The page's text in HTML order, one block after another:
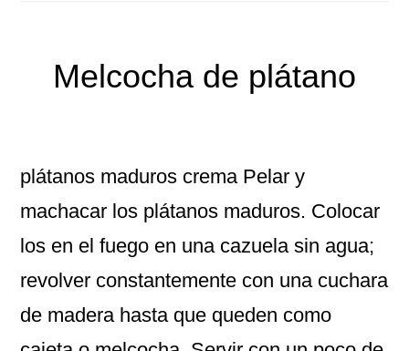
Melcocha de plátano
plátanos maduros crema Pelar y
machacar los plátanos maduros. Colocar
los en el fuego en una cazuela sin agua;
revolver constantemente con una cuchara
de madera hasta que queden como